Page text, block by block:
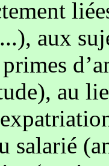
aux
au
salarié